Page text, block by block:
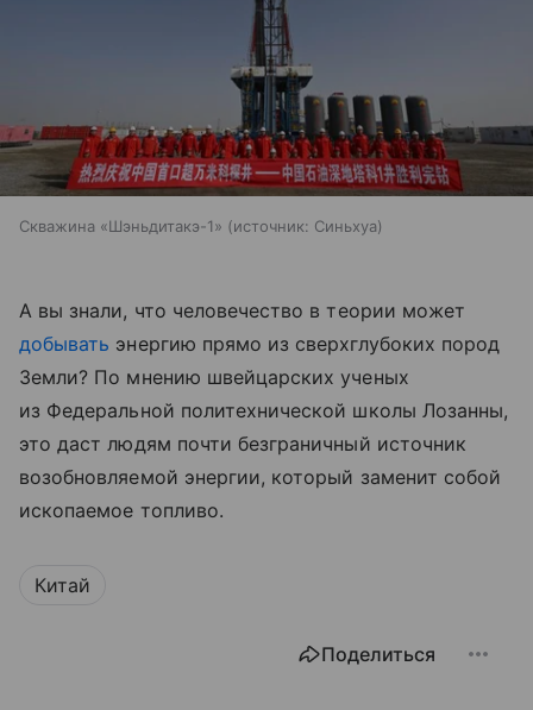
Скважина «Шэньдитакэ-1» источник: Синьхуа
А вы знали, что человечество в теории может
добывать энергию прямо из сверхглубоких пород
Земли? По мнению швейцарских ученых
из Федеральной политехнической школы Лозанны,
это даст людям почти безграничный источник
возобновляемой энергии, который заменит собой
ископаемое топливо.
Китай
Поделиться